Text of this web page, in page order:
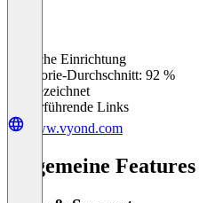
Einfache Einrichtung
Kategorie-Durchschnitt: 92 %
Ausgezeichnet
Weiterführende Links
www.vyond.com
Allgemeine Features